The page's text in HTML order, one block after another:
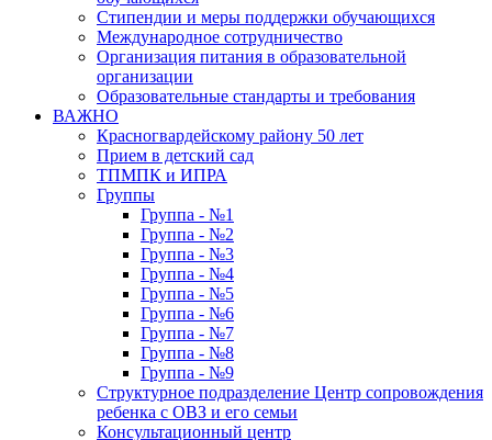
Стипендии и меры поддержки обучающихся
Международное сотрудничество
Организация питания в образовательной
организации
Образовательные стандарты и требования
ВАЖНО
Красногвардейскому району 50 лет
Прием в детский сад
ТПМПК и ИПРА
Группы
Группа - №1
Группа - №2
Группа - №3
Группа - №4
Группа - №5
Группа - №6
Группа - №7
Группа - №8
Группа - №9
Структурное подразделение Центр сопровождения
ребенка с ОВЗ и его семьи
Консультационный центр